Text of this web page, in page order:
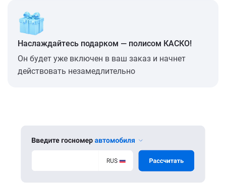
Наслаждайтесь подарком — полисом КАСКО!
Он будет уже включен в ваш заказ и начнет
действовать незамедлительно